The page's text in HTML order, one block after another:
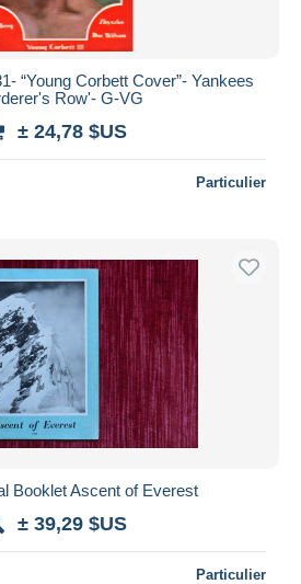
“Young Corbett Cover”- Yankees
Row'- G-VG
± 24,78 $US
Particulier
Booklet Ascent of Everest
± 39,29 $US
Particulier